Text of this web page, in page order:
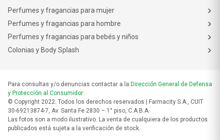
Perfumes y fragancias para mujer
Perfumes y fragancias para hombre
Perfumes y fragancias para bebés y niños
Colonias y Body Splash
Para consultas y/o denuncias contactar a la Dirección General de Defensa
y Protección al Consumidor
© Copyright 2022. Todos los derechos reservados | Farmacity S.A., CUIT
30-69213874-7, Av. Santa Fe 2830 – 1° piso, C.A.B.A.
Las fotos son a modo ilustrativo. La venta de cualquiera de los productos
publicados está sujeta a la verificación de stock.